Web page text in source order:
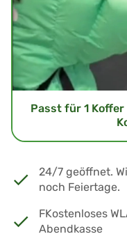
Passt für 1
24/7 geöffnet.
noch Feiertage.
FKostenloses
Abendkasse